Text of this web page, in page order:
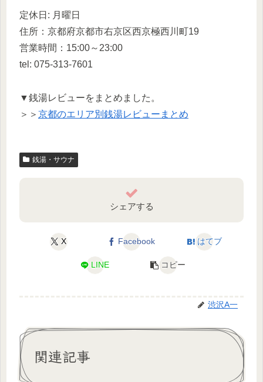
定休日: 月曜日
住所：京都府京都市右京区西京極西川町19
営業時間：15:00～23:00
tel: 075-313-7601
▼銭湯レビューをまとめました。
＞＞ 京都のエリア別銭湯レビューまとめ
銭湯・サウナ
シェアする
X Facebook はてブ
LINE コピー
渋沢A一
関連記事